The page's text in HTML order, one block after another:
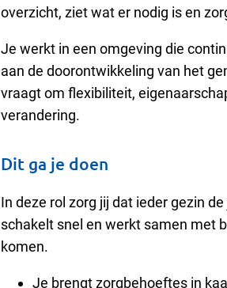
overzicht, ziet wat er nodig is en
Je werkt in een omgeving die
aan de doorontwikkeling van het
vraagt om flexibiliteit,
verandering.
Dit ga je doen
In deze rol zorg jij dat ieder gezin
schakelt snel en werkt samen met
komen.
Je brengt zorgbehoeftes in